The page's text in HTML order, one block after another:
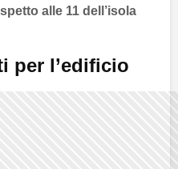
alle 11 dell’isola
per l’edificio